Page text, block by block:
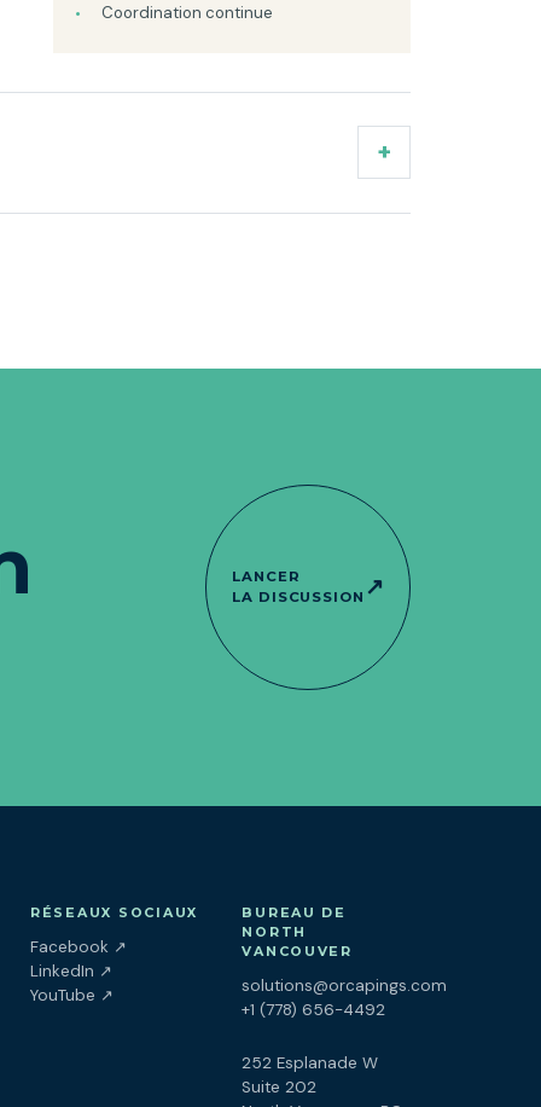
Coordination continue
LANCER
LA DISCUSSION ↗
RÉSEAUX SOCIAUX
Facebook ↗(ouvre dans un nouvel onglet)
LinkedIn ↗(ouvre dans un nouvel onglet)
YouTube ↗(ouvre dans un nouvel onglet)
BUREAU DE
NORTH
VANCOUVER
solutions@orcapings.com
+1 (778) 656-4492
252 Esplanade W
Suite 202